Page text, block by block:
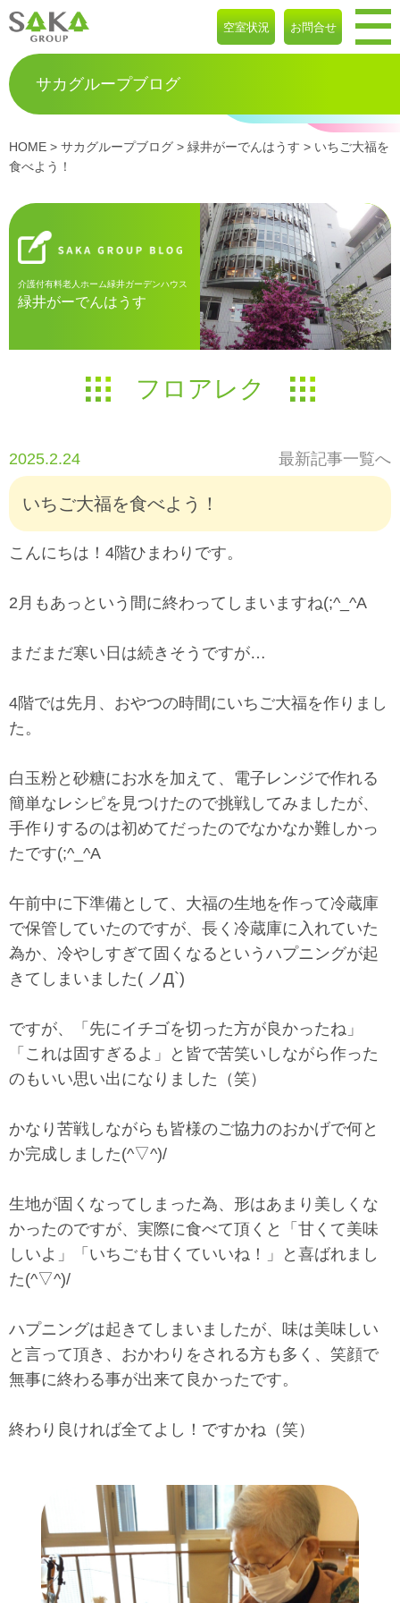
空室状況 お問合せ
サカグループブログ
HOME > サカグループブログ > 緑井がーでんはうす > いちご大福を
食べよう！
介護付有料老人ホーム緑井ガーデンハウス
緑井がーでんはうす
フロアレク
最新記事一覧へ
2025.2.24
いちご大福を食べよう！
こんにちは！4階ひまわりです。
2月もあっという間に終わってしまいますね(;^_^A
まだまだ寒い日は続きそうですが…
4階では先月、おやつの時間にいちご大福を作りまし
た。
白玉粉と砂糖にお水を加えて、電子レンジで作れる
簡単なレシピを見つけたので挑戦してみましたが、
手作りするのは初めてだったのでなかなか難しかっ
たです(;^_^A
午前中に下準備として、大福の生地を作って冷蔵庫
で保管していたのですが、長く冷蔵庫に入れていた
為か、冷やしすぎて固くなるというハプニングが起
きてしまいました( ノД`)
ですが、「先にイチゴを切った方が良かったね」
「これは固すぎるよ」と皆で苦笑いしながら作った
のもいい思い出になりました（笑）
かなり苦戦しながらも皆様のご協力のおかげで何と
か完成しました(^▽^)/
生地が固くなってしまった為、形はあまり美しくな
かったのですが、実際に食べて頂くと「甘くて美味
しいよ」「いちごも甘くていいね！」と喜ばれまし
た(^▽^)/
ハプニングは起きてしまいましたが、味は美味しい
と言って頂き、おかわりをされる方も多く、笑顔で
無事に終わる事が出来て良かったです。
終わり良ければ全てよし！ですかね（笑）